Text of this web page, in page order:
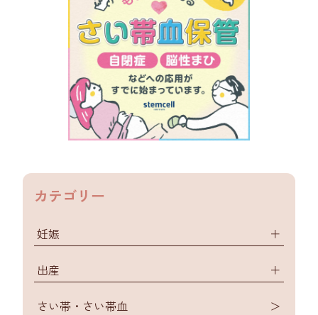
カテゴリー
妊娠 ＋
出産 ＋
さい帯・さい帯血 ＞